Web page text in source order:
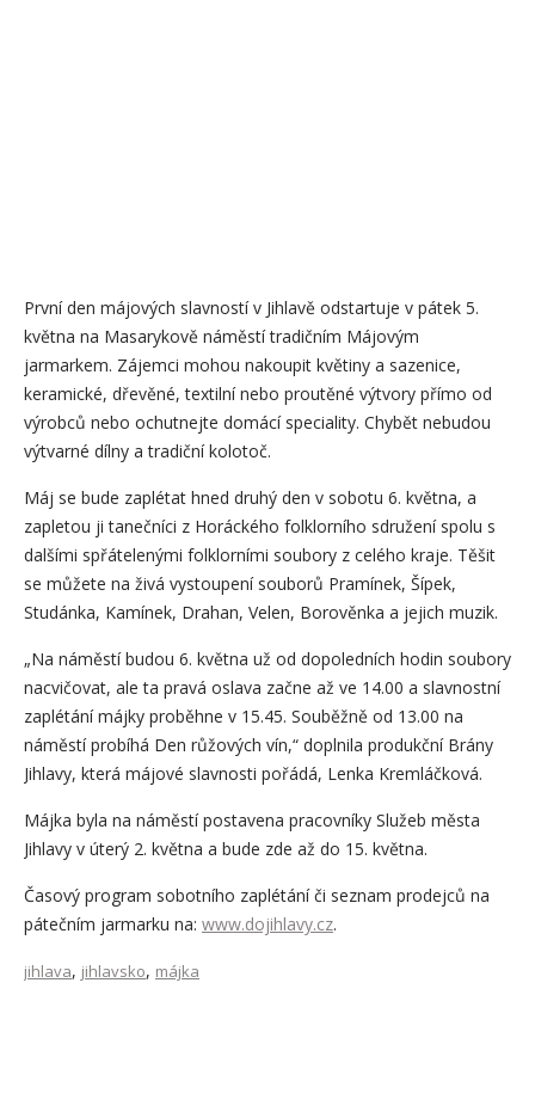
První den májových slavností v Jihlavě odstartuje v pátek 5.
května na Masarykově náměstí tradičním Májovým
jarmarkem. Zájemci mohou nakoupit květiny a sazenice,
keramické, dřevěné, textilní nebo proutěné výtvory přímo od
výrobců nebo ochutnejte domácí speciality. Chybět nebudou
výtvarné dílny a tradiční kolotoč.
Máj se bude zaplétat hned druhý den v sobotu 6. května, a
zapletou ji tanečníci z Horáckého folklorního sdružení spolu s
dalšími spřátelenými folklorními soubory z celého kraje. Těšit
se můžete na živá vystoupení souborů Pramínek, Šípek,
Studánka, Kamínek, Drahan, Velen, Borověnka a jejich muzik.
„Na náměstí budou 6. května už od dopoledních hodin soubory
nacvičovat, ale ta pravá oslava začne až ve 14.00 a slavnostní
zaplétání májky proběhne v 15.45. Souběžně od 13.00 na
náměstí probíhá Den růžových vín,“ doplnila produkční Brány
Jihlavy, která májové slavnosti pořádá, Lenka Kremláčková.
Májka byla na náměstí postavena pracovníky Služeb města
Jihlavy v úterý 2. května a bude zde až do 15. května.
Časový program sobotního zaplétání či seznam prodejců na
pátečním jarmarku na: www.dojihlavy.cz.
jihlava, jihlavsko, májka